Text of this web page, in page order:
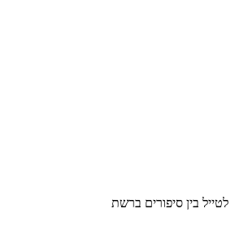
לטייל בין סיפורים ברשת